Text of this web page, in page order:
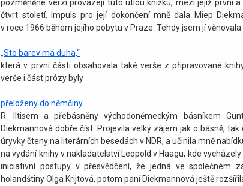
pozměněné verzi provázejí tuto útlou knížku, mezi jejíž první
čtvrt století. Impuls pro její dokončení mně dala Miep
v roce 1966 během jejího pobytu v Praze. Tehdy jsem jí
„Sto barev má duha,“
která v první části obsahovala také verše z připravované
verše i část prózy byly
přeloženy do němčiny
R. Iltisem a přebásněny východoněmeckým básníkem
Diekmannová dobře číst. Projevila velký zájem jak o básně,
úryvky čteny na literárních besedách v NDR, a učinila mně
na vydání knihy v nakladatelství Leopold v Haagu, kde
iniciativní postupy v přesvědčení, že jedná ve společném
holandštiny Olga Krijtová, potom paní Diekmannová ještě